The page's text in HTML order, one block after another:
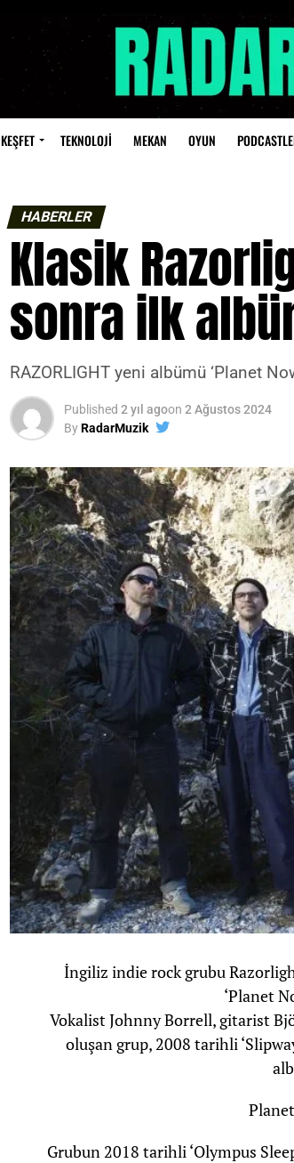
KEŞFET TEKNOLOJİ MEKAN OYUN
HABERLER
Klasik
sonra ilk
RAZORLIGHT yeni albümü ‘Planet
Published 2 yıl agoon 2 Ağustos 2024
ByRadarMuzik
İngiliz indie rock grubu
‘Planet
Vokalist Johnny Borrell, gitarist
oluşan grup, 2008 tarihli
Grubun 2018 tarihli ‘Olympus